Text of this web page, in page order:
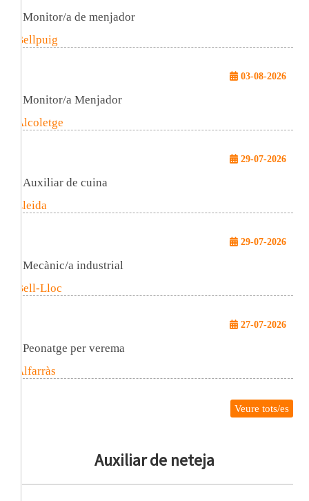
Monitor/a de menjador
Bellpuig
Monitor/a Menjador
Alcoletge
03-08-2026
Auxiliar de cuina
Lleida
29-07-2026
Mecànic/a industrial
Bell-Lloc
29-07-2026
Peonatge per verema
Alfarràs
27-07-2026
Veure tots/es
Auxiliar de neteja